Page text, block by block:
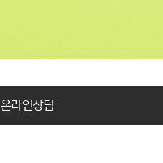
온라인상담